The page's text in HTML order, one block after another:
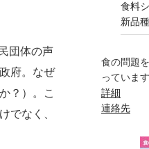
団体の声
府。なぜ
？）。こ
でなく、
食料
新品
食の問題
っています
詳細
連絡先